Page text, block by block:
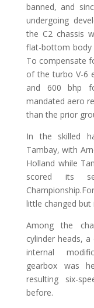
banned, and
undergoing
the C2 chassis
flat-bottom body
To compensate
of the turbo V-6
and 600 bhp
mandated aero
than the prior
In the skilled
Tambay, with
Holland while
scored its
little changed but
Among the
cylinder heads,
internal
gearbox was
resulting six-
before.